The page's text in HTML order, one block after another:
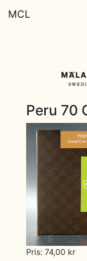
MCL
Peru 70
Pris: 74,00 kr